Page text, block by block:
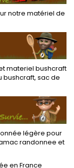
notre matériel de
materiel bushcraft
bushcraft, sac de
légère pour
randonnee et
en France